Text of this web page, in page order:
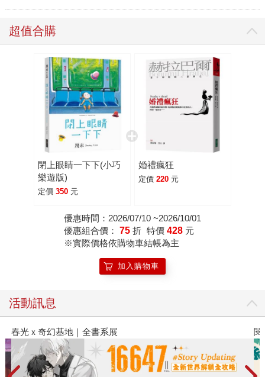
超值合購
閉上眼睛一下下(小巧
樂遊版)
定價 350 元
婚禮瘋狂
定價 220 元
優惠時間：2026/07/10 ~2026/10/01
優惠組合價： 75 折 特價 428 元
※實際價格依購物車結帳為主
加入購物車
活動訊息
閱讀漫遊錄-2026上半年暢銷榜